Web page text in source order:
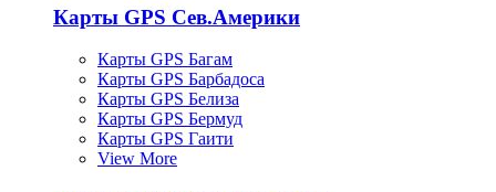
Карты GPS Сев.Америки
Карты GPS Багам
Карты GPS Барбадоса
Карты GPS Белиза
Карты GPS Бермуд
Карты GPS Гаити
View More